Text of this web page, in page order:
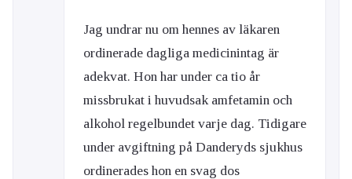
Jag undrar nu om hennes av läkaren
ordinerade dagliga medicinintag är
adekvat. Hon har under ca tio år
missbrukat i huvudsak amfetamin och
alkohol regelbundet varje dag. Tidigare
under avgiftning på Danderyds sjukhus
ordinerades hon en svag dos